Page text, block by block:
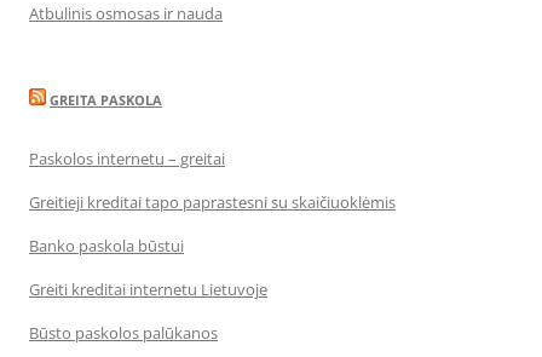
Atbulinis osmosas ir nauda
GREITA PASKOLA
Paskolos internetu – greitai
Greitieji kreditai tapo paprastesni su skaičiuoklėmis
Banko paskola būstui
Greiti kreditai internetu Lietuvoje
Būsto paskolos palūkanos